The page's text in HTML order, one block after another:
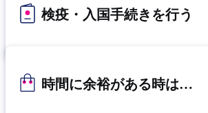
検疫・入国手続きを行う
時間に余裕がある時は…